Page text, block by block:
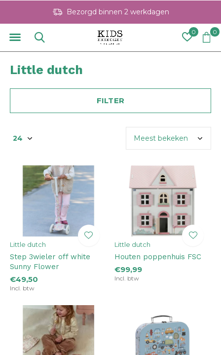
0 0
Bezorgd binnen 2 werkdagen
Little dutch
FILTER
Little dutch
Step 3­wieler off white
Sunny Flower
€49,50
Incl. btw
Little dutch
Houten poppenhuis FSC
€99,99
Incl. btw